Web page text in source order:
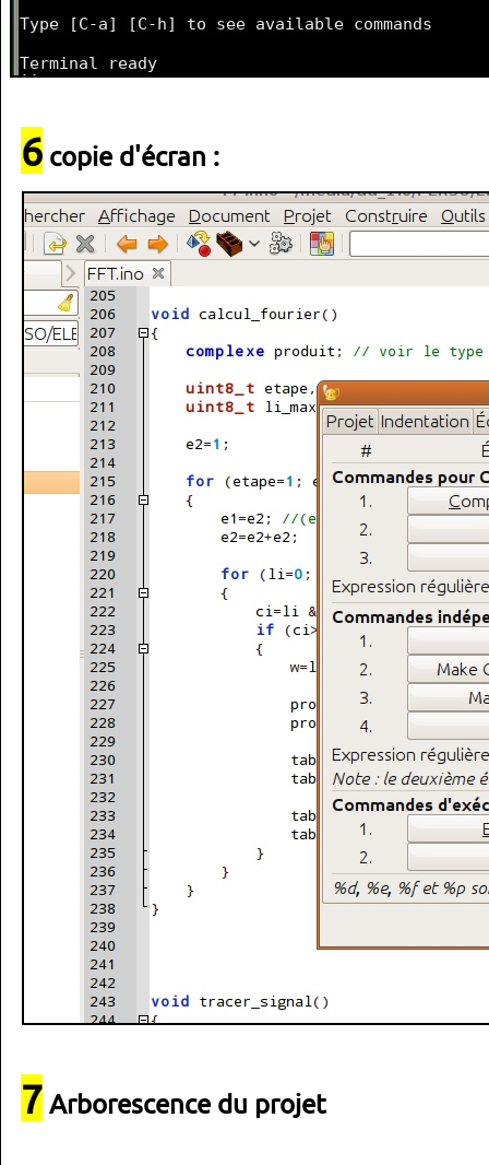
6 copie d'écran :
7 Arborescence du projet